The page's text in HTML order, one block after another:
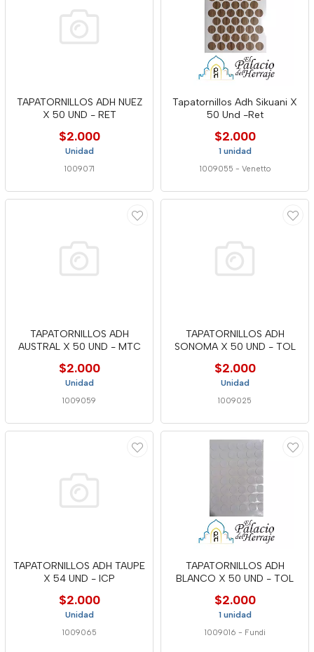
TAPATORNILLOS ADH NUEZ
X 50 UND - RET
$2.000
Unidad
1009071
Tapatornillos Adh Sikuani X
50 Und -Ret
$2.000
1 unidad
1009055 - Venetto
TAPATORNILLOS ADH
AUSTRAL X 50 UND - MTC
$2.000
Unidad
1009059
TAPATORNILLOS ADH
SONOMA X 50 UND - TOL
$2.000
Unidad
1009025
TAPATORNILLOS ADH TAUPE
X 54 UND - ICP
$2.000
Unidad
1009065
TAPATORNILLOS ADH
BLANCO X 50 UND - TOL
$2.000
1 unidad
1009016 - Fundi